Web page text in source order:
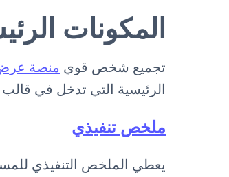
المكونات
تجميع شخص قوي منصة عرض
الرئيسية التي تدخل في قالب
ملخص تنفيذي
يعطي الملخص التنفيذي